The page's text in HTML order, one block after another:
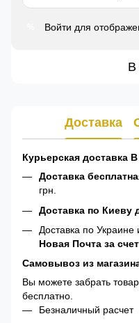
Войти для
В
Доставка
Курьерская доставка
Доставка
грн.
Доставка по Киеву
Доставка по Украине
Новая Почта за
Самовывоз из
Вы можете забрать
бесплатно.
Безналичный расчет